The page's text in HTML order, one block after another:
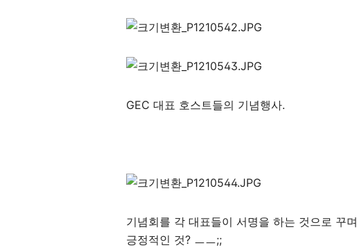
GEC 대표 호스트들의 기념행사.
기념회를 각 대표들이 서명을 하는 것으로 꾸
긍정적인 것? ㅡㅡ;;